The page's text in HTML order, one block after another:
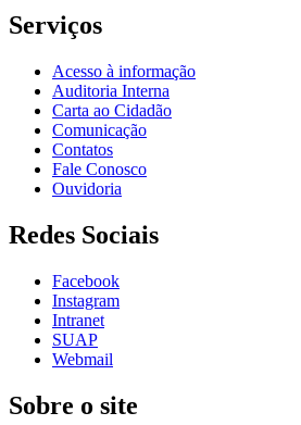
Serviços
Acesso à informação
Auditoria Interna
Carta ao Cidadão
Comunicação
Contatos
Fale Conosco
Ouvidoria
Redes Sociais
Facebook
Instagram
Intranet
SUAP
Webmail
Sobre o site